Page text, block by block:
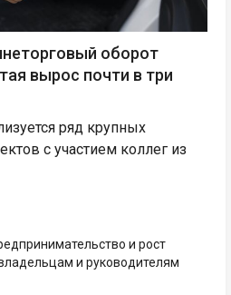
оборот
вырос почти в три
ряд крупных
с участием коллег из
и рост
и руководителям